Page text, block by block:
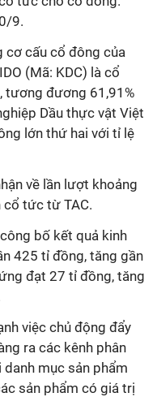
9.
cấu cổ đông của
(Mã: KDC) là cổ
tương đương 61,91%
Dầu thực vật Việt
lớn thứ hai với tỉ lệ
về lần lượt khoảng
tức từ TAC.
bố kết quả kinh
425 tỉ đồng, tăng gần
đạt 27 tỉ đồng, tăng
việc chủ động đẩy
ra các kênh phân
mục sản phẩm
sản phẩm có giá trị